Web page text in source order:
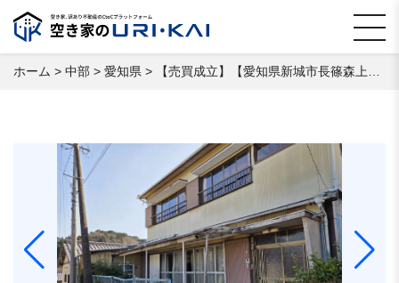
ホーム > 中部 > 愛知県 > 【売買成立】【愛知県新城市⻑篠森上】 空き家